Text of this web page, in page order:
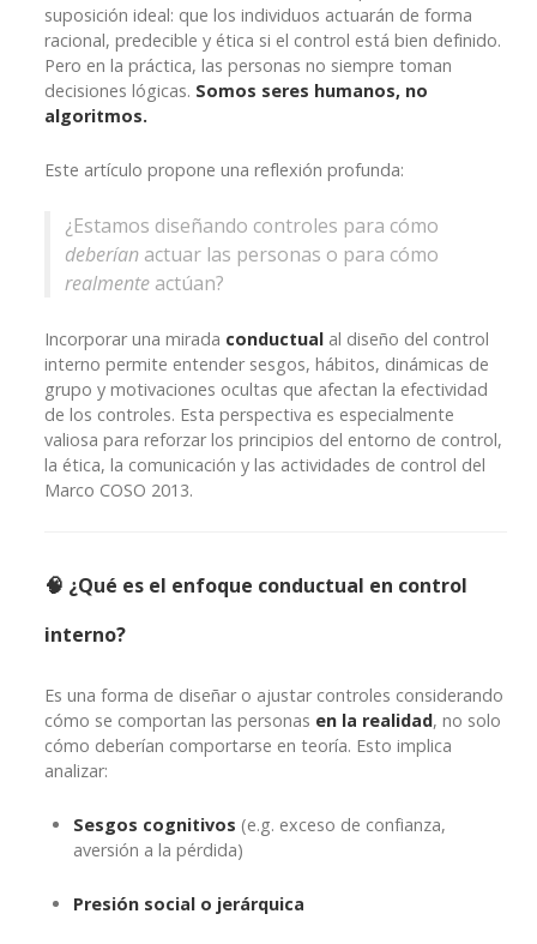
suposición ideal: que los individuos actuarán de forma
racional, predecible y ética si el control está bien definido.
Pero en la práctica, las personas no siempre toman
decisiones lógicas. Somos seres humanos, no
algoritmos.
Este artículo propone una reflexión profunda:
¿Estamos diseñando controles para cómo
deberían actuar las personas o para cómo
realmente actúan?
Incorporar una mirada conductual al diseño del control
interno permite entender sesgos, hábitos, dinámicas de
grupo y motivaciones ocultas que afectan la efectividad
de los controles. Esta perspectiva es especialmente
valiosa para reforzar los principios del entorno de control,
la ética, la comunicación y las actividades de control del
Marco COSO 2013.
🧠 ¿Qué es el enfoque conductual en control
interno?
Es una forma de diseñar o ajustar controles considerando
cómo se comportan las personas en la realidad, no solo
cómo deberían comportarse en teoría. Esto implica
analizar:
Sesgos cognitivos (e.g. exceso de confianza,
aversión a la pérdida)
Presión social o jerárquica